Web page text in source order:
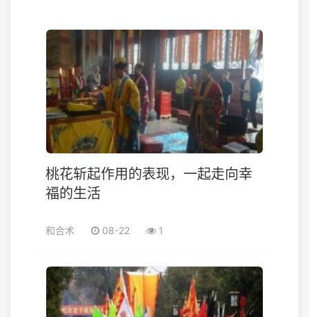
桃花斩起作用的表现，一起走向幸
福的生活
和合术 08-22 1